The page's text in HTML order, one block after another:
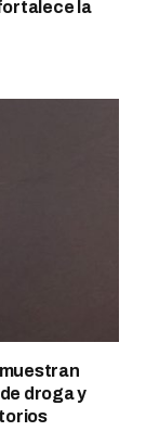
la
droga y